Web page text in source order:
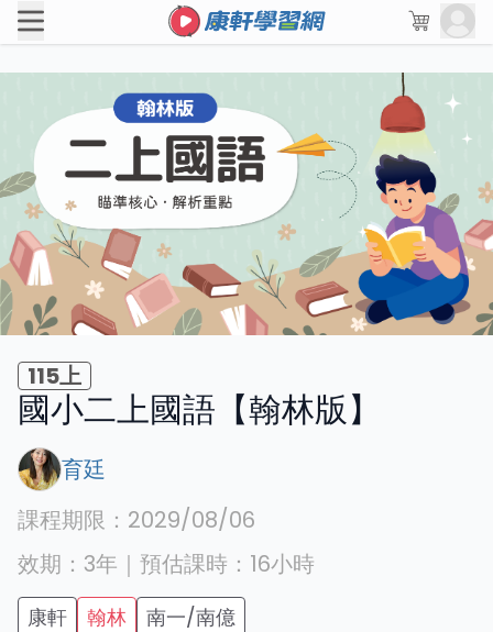
115上
國小二上國語【翰林版】
育廷
課程期限： 2029/08/06
效期： 3年 ｜ 預估課時： 16小時
康軒 翰林 南一/南億